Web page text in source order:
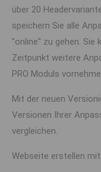
über 20
speichern Sie alle
"online" zu gehen. Sie
Zeitpunkt weitere
PRO Moduls
Mit der neuen
Versionen Ihrer
vergleichen.
Webseite erstellen